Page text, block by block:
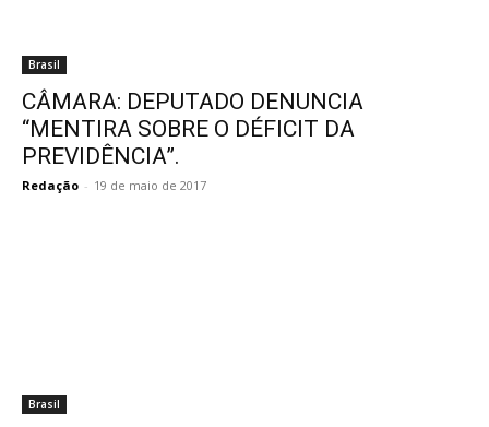
Brasil
CÂMARA: DEPUTADO DENUNCIA
“MENTIRA SOBRE O DÉFICIT DA
PREVIDÊNCIA”.
Redação - 19 de maio de 2017
Brasil